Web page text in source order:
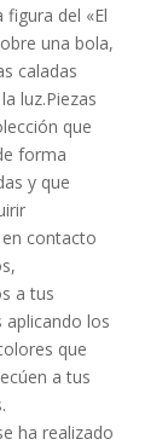
del «El
una bola,
caladas
luz.Piezas
que
forma
y que
contacto
a tus
aplicando los
que
a tus
ha realizado